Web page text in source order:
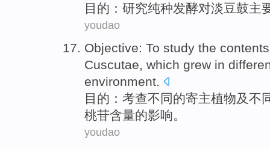
目的 ： 研究纯种发酵对淡豆鼓主
youdao
Objective: To study the contents
Cuscutae, which grew in
environment.
目的 ：考查不同的寄主植物及不
桃苷含量的影响。
youdao